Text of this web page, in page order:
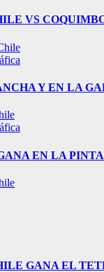
VS
Y EN LA
EN LA
GANA EL